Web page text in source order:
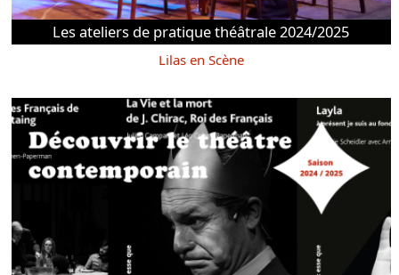
Les ateliers de pratique théâtrale 2024/2025
Lilas en Scène